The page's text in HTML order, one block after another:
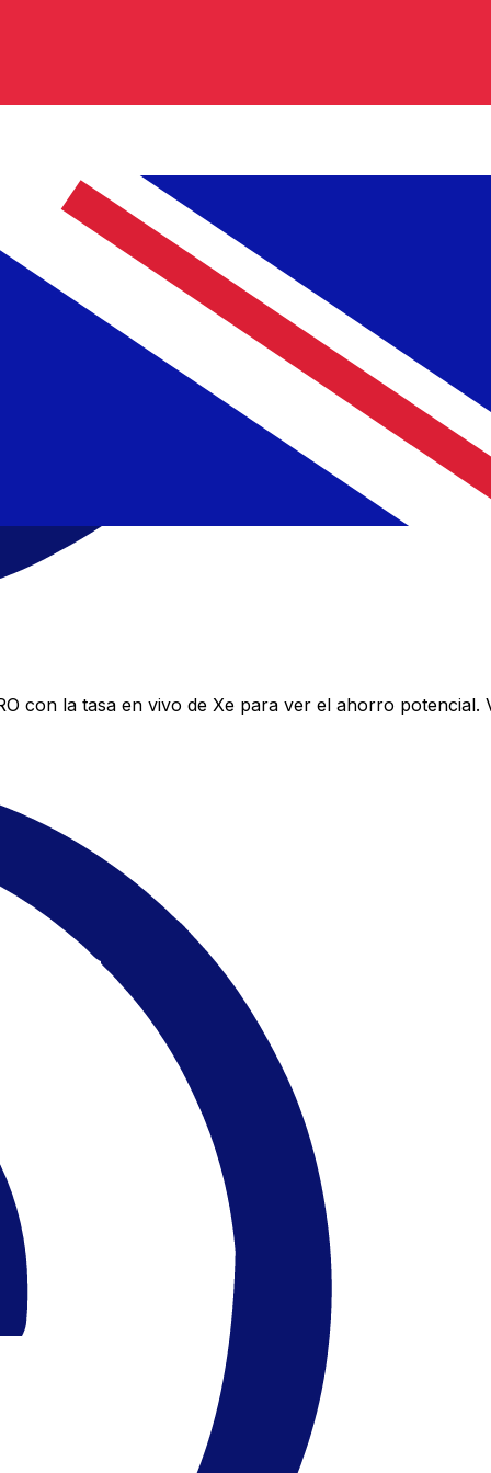
con la tasa en vivo de Xe para ver el ahorro potencial.